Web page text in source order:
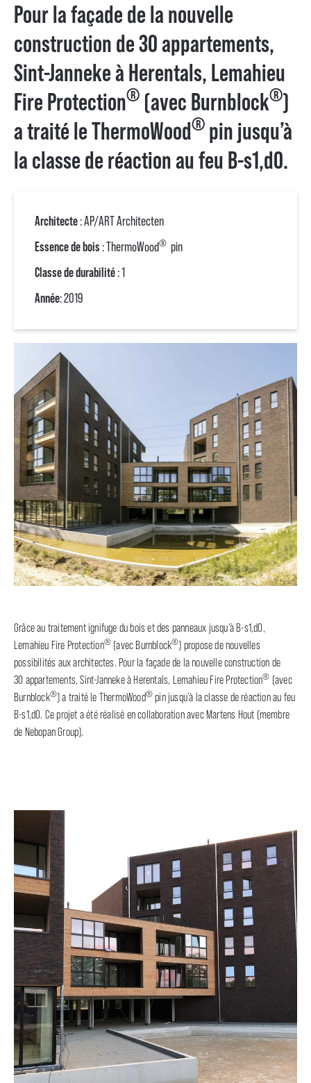
Pour la façade de la nouvelle
construction de 30 appartements,
Sint-Janneke à Herentals, Lemahieu
Fire Protection® (avec Burnblock®)
a traité le ThermoWood® pin jusqu’à
la classe de réaction au feu B-s1,d0.
Architecte: AP/ART Architecten
Essence de bois : ThermoWood® pin
Classe de durabilité: 1
Année: 2019
Grâce au traitement ignifuge du bois et des panneaux jusqu’à B-s1,d0,
Lemahieu Fire Protection® (avec Burnblock®) propose de nouvelles
possibilités aux architectes. Pour la façade de la nouvelle construction de
30 appartements, Sint-Janneke à Herentals, Lemahieu Fire Protection® (avec
Burnblock®) a traité le ThermoWood® pin jusqu’à la classe de réaction au feu
B-s1,d0. Ce projet a été réalisé en collaboration avec Martens Hout (membre
de Nebopan Group).